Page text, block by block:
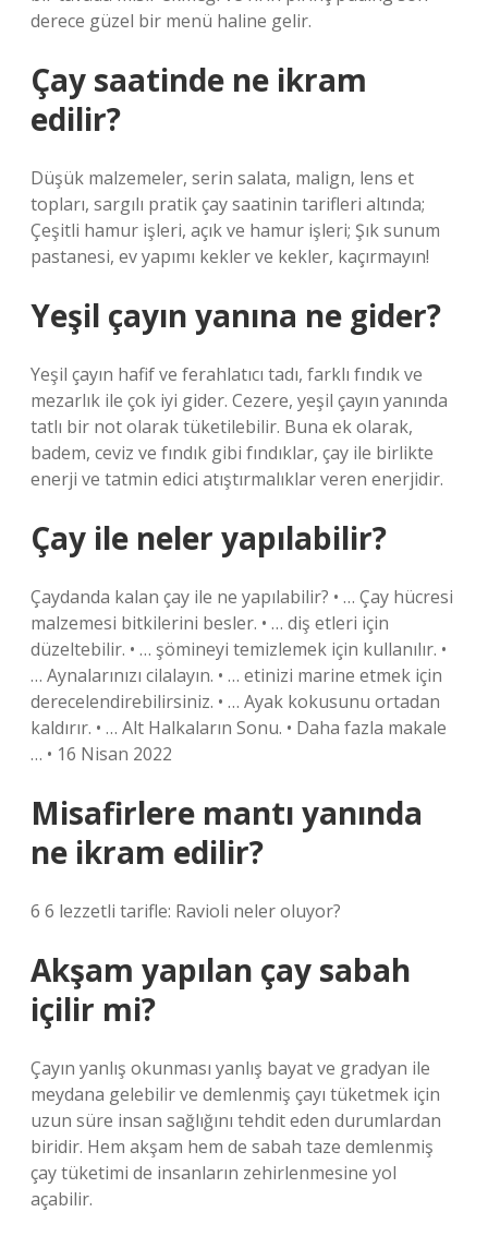
derece güzel bir menü haline gelir.
Çay saatinde ne ikram
edilir?
Düşük malzemeler, serin salata, malign, lens et
topları, sargılı pratik çay saatinin tarifleri altında;
Çeşitli hamur işleri, açık ve hamur işleri; Şık sunum
pastanesi, ev yapımı kekler ve kekler, kaçırmayın!
Yeşil çayın yanına ne gider?
Yeşil çayın hafif ve ferahlatıcı tadı, farklı fındık ve
mezarlık ile çok iyi gider. Cezere, yeşil çayın yanında
tatlı bir not olarak tüketilebilir. Buna ek olarak,
badem, ceviz ve fındık gibi fındıklar, çay ile birlikte
enerji ve tatmin edici atıştırmalıklar veren enerjidir.
Çay ile neler yapılabilir?
Çaydanda kalan çay ile ne yapılabilir? • … Çay hücresi
malzemesi bitkilerini besler. • … diş etleri için
düzeltebilir. • … şömineyi temizlemek için kullanılır. •
… Aynalarınızı cilalayın. • … etinizi marine etmek için
derecelendirebilirsiniz. • … Ayak kokusunu ortadan
kaldırır. • … Alt Halkaların Sonu. • Daha fazla makale
… • 16 Nisan 2022
Misafirlere mantı yanında
ne ikram edilir?
6 6 lezzetli tarifle: Ravioli neler oluyor?
Akşam yapılan çay sabah
içilir mi?
Çayın yanlış okunması yanlış bayat ve gradyan ile
meydana gelebilir ve demlenmiş çayı tüketmek için
uzun süre insan sağlığını tehdit eden durumlardan
biridir. Hem akşam hem de sabah taze demlenmiş
çay tüketimi de insanların zehirlenmesine yol
açabilir.